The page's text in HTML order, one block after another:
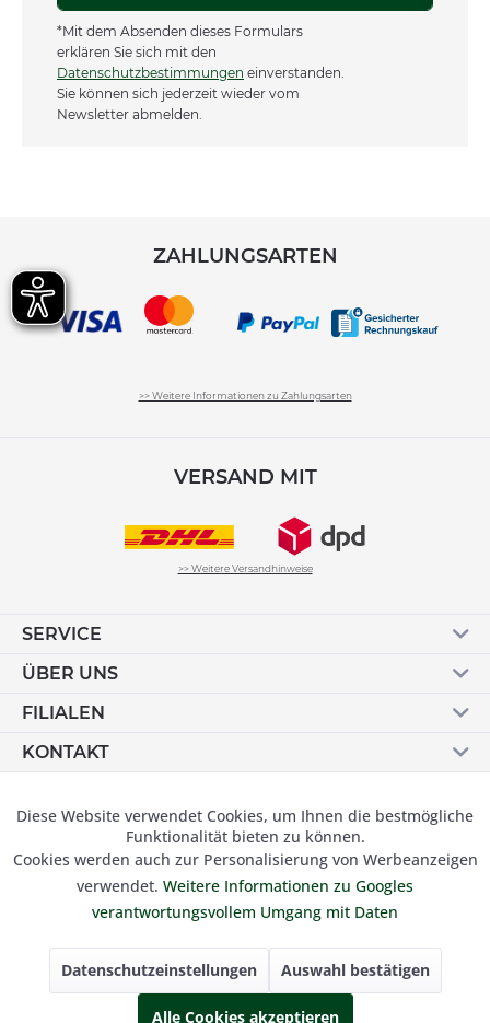
*Mit dem Absenden dieses Formulars
erklären Sie sich mit den
Datenschutzbestimmungen einverstanden.
Sie können sich jederzeit wieder vom
Newsletter abmelden.
ZAHLUNGSARTEN
>> Weitere Informationen zu Zahlungsarten
VERSAND MIT
>> Weitere Versandhinweise
SERVICE
ÜBER UNS
FILIALEN
KONTAKT
© 2019 Besser Gehen Schockmann GmbH. Alle Preise inkl.
der gesetzl. MwSt und zzgl.Versandkosten.
Funktionale Aktiv
Marketing Inaktiv
Tracking Inaktiv
Personalisierung Inaktiv
Diese Website verwendet Cookies, um Ihnen die bestmögliche
Funktionalität bieten zu können.
Cookies werden auch zur Personalisierung von Werbeanzeigen
verwendet. Weitere Informationen zu Googles
verantwortungsvollem Umgang mit Daten
Datenschutzeinstellungen Auswahl bestätigen
Alle Cookies akzeptieren